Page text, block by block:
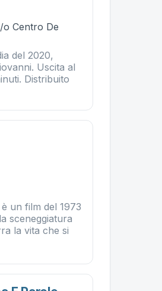
Centro De
del 2020,
Uscita al
Distribuito
un film del 1973
sceneggiatura
la vita che si